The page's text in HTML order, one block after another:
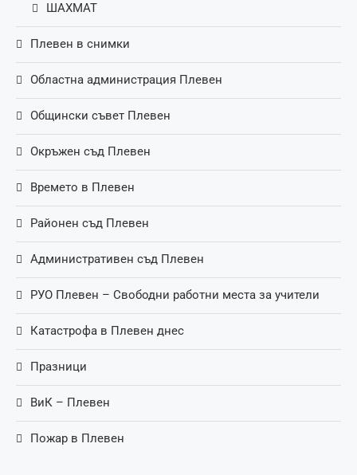
ШАХМАТ
Плевен в снимки
Областна администрация Плевен
Общински съвет Плевен
Окръжен съд Плевен
Времето в Плевен
Районен съд Плевен
Административен съд Плевен
РУО Плевен – Свободни работни места за учители
Катастрофа в Плевен днес
Празници
ВиК – Плевен
Пожар в Плевен